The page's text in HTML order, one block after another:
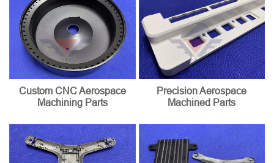
Custom CNC Aerospace
Machining Parts
Precision Aerospace
Machined Parts